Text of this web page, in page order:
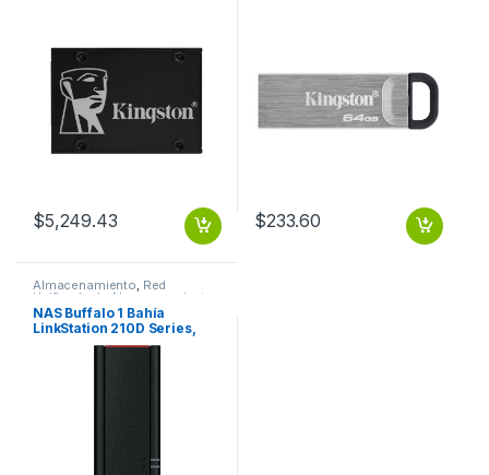
KC600 SATA3 2.5 SSD 7MM
$5,249.43 $233.60
Almacenamiento, Red
Unificada de Almacenamiento
NAS Buffalo 1 Bahía
LinkStation 210D Series,
2TB (incluye 1 HDD de 2TB),
(1X2TB) RJ45 1GB USB 2.0